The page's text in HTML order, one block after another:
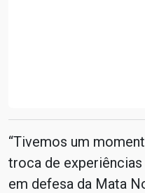
“Tivemos um
troca de
em defesa da Mata